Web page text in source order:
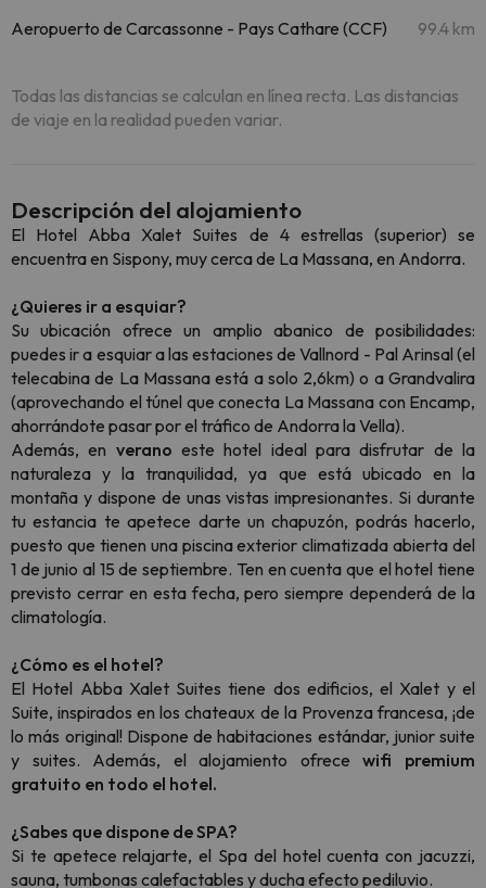
Aeropuerto de Carcassonne - Pays Cathare (CCF) 99.4 km
Todas las distancias se calculan en línea recta. Las distancias
de viaje en la realidad pueden variar.
Descripción del alojamiento
El Hotel Abba Xalet Suites de 4 estrellas (superior) se
encuentra en Sispony, muy cerca de La Massana, en Andorra.
¿Quieres ir a esquiar?
Su ubicación ofrece un amplio abanico de posibilidades:
puedes ir a esquiar a las estaciones de Vallnord - Pal Arinsal (el
telecabina de La Massana está a solo 2,6km) o a Grandvalira
(aprovechando el túnel que conecta La Massana con Encamp,
ahorrándote pasar por el tráfico de Andorra la Vella).
Además, en verano este hotel ideal para disfrutar de la
naturaleza y la tranquilidad, ya que está ubicado en la
montaña y dispone de unas vistas impresionantes. Si durante
tu estancia te apetece darte un chapuzón, podrás hacerlo,
puesto que tienen una piscina exterior climatizada abierta del
1 de junio al 15 de septiembre. Ten en cuenta que el hotel tiene
previsto cerrar en esta fecha, pero siempre dependerá de la
climatología.
¿Cómo es el hotel?
El Hotel Abba Xalet Suites tiene dos edificios, el Xalet y el
Suite, inspirados en los chateaux de la Provenza francesa, ¡de
lo más original! Dispone de habitaciones estándar, junior suite
y suites. Además, el alojamiento ofrece wifi premium
gratuito en todo el hotel.
¿Sabes que dispone de SPA?
Si te apetece relajarte, el Spa del hotel cuenta con jacuzzi,
sauna, tumbonas calefactables y ducha efecto pediluvio.